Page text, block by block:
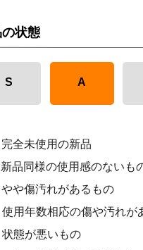
状態
S A
全未使用の新品
品同様の使用感のないも
や傷汚れがあるもの
用年数相応の傷や汚れが
態が悪いもの